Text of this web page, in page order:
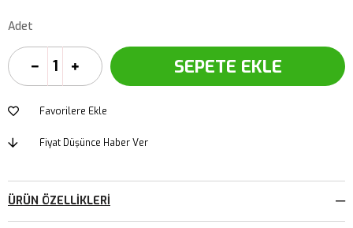
Adet
Favorilere Ekle
Fiyat Düşünce Haber Ver
ÜRÜN ÖZELLIKLERI